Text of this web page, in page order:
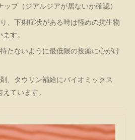
プ（ジアルジアが居ないか確認）
、下痢症状がある時は軽めの抗生物
す。
たないように最低限の投薬に心がけ
、タウリン補給にバイオミックス
ています。